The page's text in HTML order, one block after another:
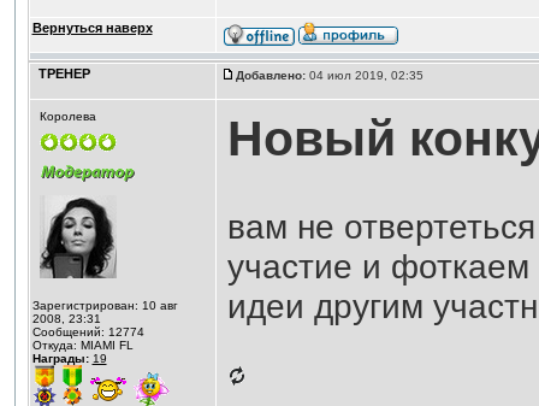
Вернуться наверх
ТРЕНЕР Добавлено:04 июл 2019, 02:35
Королева
Зарегистрирован: 10 авг
2008, 23:31
Сообщений: 12774
Откуда: MIAMI FL
Награды: 19
Новый
вам не
участие и
идеи другим